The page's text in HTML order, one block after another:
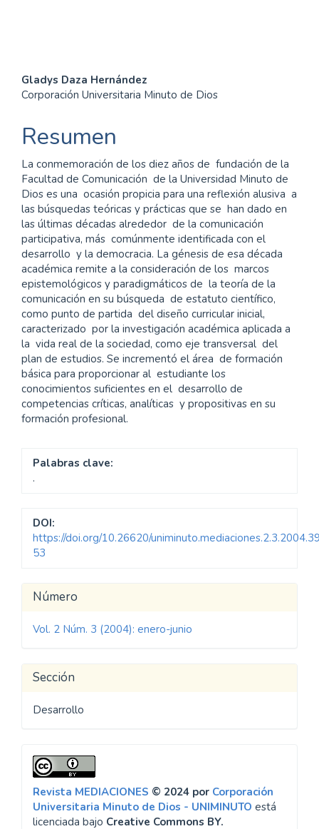
Contenido
principal
del
artículo
Gladys Daza Hernández
Corporación Universitaria Minuto de Dios
Resumen
La conmemoración de los diez años de fundación de la
Facultad de Comunicación de la Universidad Minuto de
Dios es una ocasión propicia para una reflexión alusiva a
las búsquedas teóricas y prácticas que se han dado en
las últimas décadas alrededor de la comunicación
participativa, más comúnmente identificada con el
desarrollo y la democracia. La génesis de esa década
académica remite a la consideración de los marcos
epistemológicos y paradigmáticos de la teoría de la
comunicación en su búsqueda de estatuto científico,
como punto de partida del diseño curricular inicial,
caracterizado por la investigación académica aplicada a
la vida real de la sociedad, como eje transversal del
plan de estudios. Se incrementó el área de formación
básica para proporcionar al estudiante los
conocimientos suficientes en el desarrollo de
competencias críticas, analíticas y propositivas en su
formación profesional.
Palabras clave:
.
DOI:
https://doi.org/10.26620/
53
Detalles
del
Número
Vol. 2 Núm. 3 (2004): enero-junio
Sección
Desarrollo
Revista MEDIACIONES © 2024 por Corporación
Universitaria Minuto de Dios - UNIMINUTO está
licenciada bajo Creative Commons BY.